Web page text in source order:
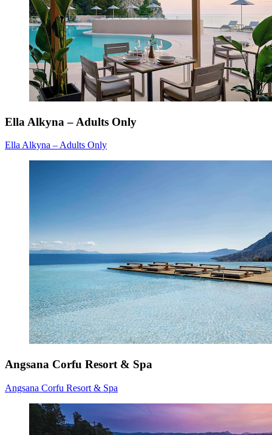
Ella Alkyna – Adults Only
Ella Alkyna – Adults Only
Angsana Corfu Resort & Spa
Angsana Corfu Resort & Spa